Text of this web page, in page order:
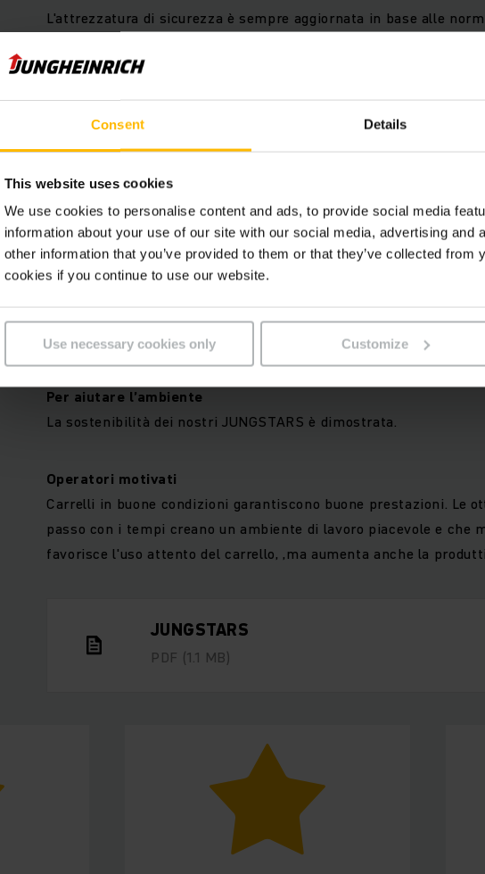
Consent Details
This website uses cookies
We use cookies to personalise content and ads, to provide social media
information about your use of our site with our social media, advertising and
other information that you’ve provided to them or that they’ve collected
cookies if you continue to use our website.
Use necessary cookies only Customize
L'attrezzatura di sicurezza è sempre aggiornata in base alle
Minore rischio di guasti
Componenti revisionati e sostituti, ad esempio le batterie,
sostituzione o investimenti successivi.
Valutazione usato
Grazie al nostro esclusivo metodo di rinnovamento, ottenete
Adatto anche per impieghi estremi
Grazie al nostro processo di revisione ed al controllo di tutti i
resistono perfettamente anche negli impieghi più pesanti.
Per aiutare l’ambiente
La sostenibilità dei nostri JUNGSTARS è dimostrata.
Operatori motivati
Carrelli in buone condizioni garantiscono buone prestazioni. Le
passo con i tempi creano un ambiente di lavoro piacevole e che
favorisce l'uso attento del carrello, ,ma aumenta anche la
JUNGSTARS
PDF (1.1 MB)